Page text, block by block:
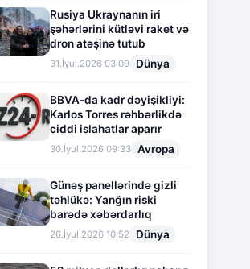
Rusiya Ukraynanın iri
şəhərlərini kütləvi raket və
dron atəşinə tutub
31.İyul.2026 03:09 Dünya
BBVA-da kadr dəyişikliyi:
Karlos Torres rəhbərlikdə
ciddi islahatlar aparır
30.İyul.2026 09:33 Avropa
Günəş panellərində gizli
təhlükə: Yanğın riski
barədə xəbərdarlıq
26.İyul.2026 10:52 Dünya